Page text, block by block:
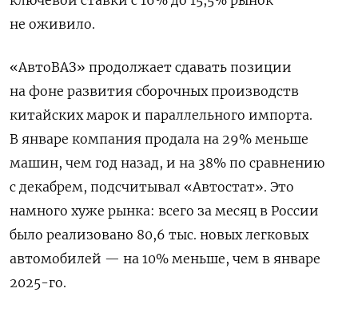
не оживило.
«АвтоВАЗ» продолжает сдавать позиции
на фоне развития сборочных производств
китайских марок и параллельного импорта.
В январе компания продала на 29% меньше
машин, чем год назад, и на 38% по сравнению
с декабрем, подсчитывал «Автостат». Это
намного хуже рынка: всего за месяц в России
было реализовано 80,6 тыс. новых легковых
автомобилей — на 10% меньше, чем в январе
2025-го.